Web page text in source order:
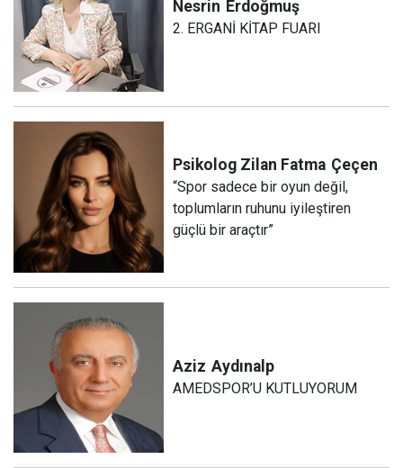
Nesrin Erdoğmuş
2. ERGANİ KİTAP FUARI
Psikolog Zilan Fatma Çeçen
“Spor sadece bir oyun değil,
toplumların ruhunu iyileştiren
güçlü bir araçtır”
Aziz Aydınalp
AMEDSPOR’U KUTLUYORUM